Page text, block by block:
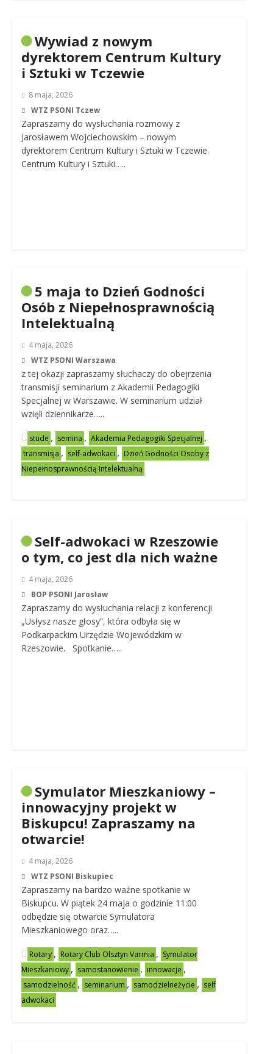
Wywiad z nowym
dyrektorem Centrum Kultury
i Sztuki w Tczewie
8 maja, 2026
WTZ PSONI Tczew
Zapraszamy do wysłuchania rozmowy z
Jarosławem Wojciechowskim – nowym
dyrektorem Centrum Kultury i Sztuki w Tczewie.
Centrum Kultury i Sztuki…..
5 maja to Dzień Godności
Osób z Niepełnosprawnością
Intelektualną
4 maja, 2026
WTZ PSONI Warszawa
z tej okazji zapraszamy słuchaczy do obejrzenia
transmisji seminarium z Akademii Pedagogiki
Specjalnej w Warszawie. W seminarium udział
wzięli dziennikarze…..
stude , semina , Akademia Pedagogiki Specjalnej ,
transmisja , self-adwokaci , Dzień Godności Osoby z
Niepełnosprawnością Intelektualną
Self-adwokaci w Rzeszowie
o tym, co jest dla nich ważne
4 maja, 2026
BOP PSONI Jarosław
Zapraszamy do wysłuchania relacji z konferencji
„Usłysz nasze głosy”, która odbyła się w
Podkarpackim Urzędzie Wojewódzkim w
Rzeszowie. Spotkanie…..
Symulator Mieszkaniowy –
innowacyjny projekt w
Biskupcu! Zapraszamy na
otwarcie!
4 maja, 2026
WTZ PSONI Biskupiec
Zapraszamy na bardzo ważne spotkanie w
Biskupcu. W piątek 24 maja o godzinie 11:00
odbędzie się otwarcie Symulatora
Mieszkaniowego oraz…..
Rotary , Rotary Club Olsztyn Varmia , Symulator
Mieszkaniowy , samostanowienie , innowacje ,
samodzielność , seminarium , samodzielneżycie , self
adwokaci